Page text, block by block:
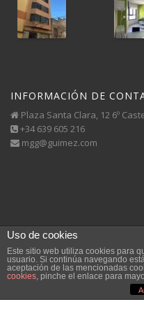
INFORMACIÓN DE
Plaza Santa Clara, 12 6º
+34 639 605 216
mgg@guimez.com
Uso de cookies
Este sitio web utiliza cookies para
usuario. Si continúa navegando
aceptación de las mencionadas
cookies, pinche el enlace para